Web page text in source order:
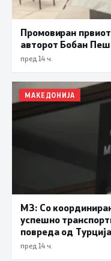
Промовиран
авторот Бобан
пред 14 ч.
МАКЕДОНИЈА
МЗ: Со
успешно
повреда од Турција
пред 14 ч.